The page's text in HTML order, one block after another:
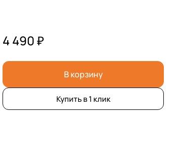
4 490 ₽
В корзину
Купить в 1 клик